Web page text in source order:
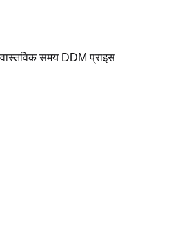
वास्तविक समय DDM प्राइस